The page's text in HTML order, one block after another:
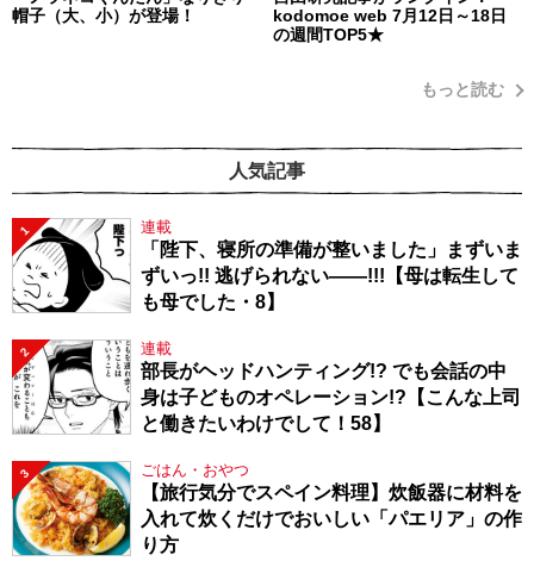
帽子（大、小）が登場！
kodomoe web 7月12日～18日
の週間TOP5★
もっと読む
人気記事
1 連載
「陛下、寝所の準備が整いました」まずいま
ずいっ!! 逃げられない――!!!【母は転生して
も母でした・8】
2 連載
部長がヘッドハンティング!? でも会話の中
身は子どものオペレーション!?【こんな上司
と働きたいわけでして！58】
3 ごはん・おやつ
【旅行気分でスペイン料理】炊飯器に材料を
入れて炊くだけでおいしい「パエリア」の作
り方